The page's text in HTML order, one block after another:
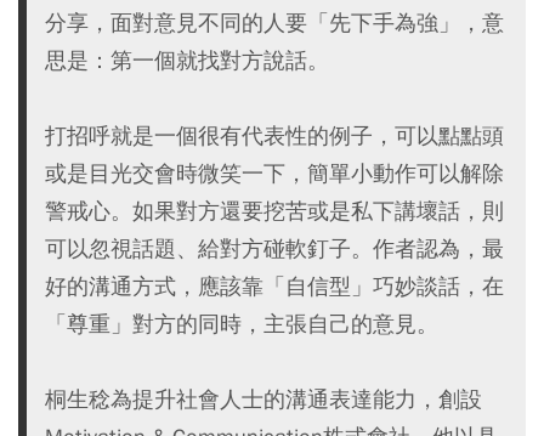
分享，面對意見不同的人要「先下手為強」，意
思是：第一個就找對方說話。
打招呼就是一個很有代表性的例子，可以點點頭
或是目光交會時微笑一下，簡單小動作可以解除
警戒心。如果對方還要挖苦或是私下講壞話，則
可以忽視話題、給對方碰軟釘子。作者認為，最
好的溝通方式，應該靠「自信型」巧妙談話，在
「尊重」對方的同時，主張自己的意見。
桐生稔為提升社會人士的溝通表達能力，創設